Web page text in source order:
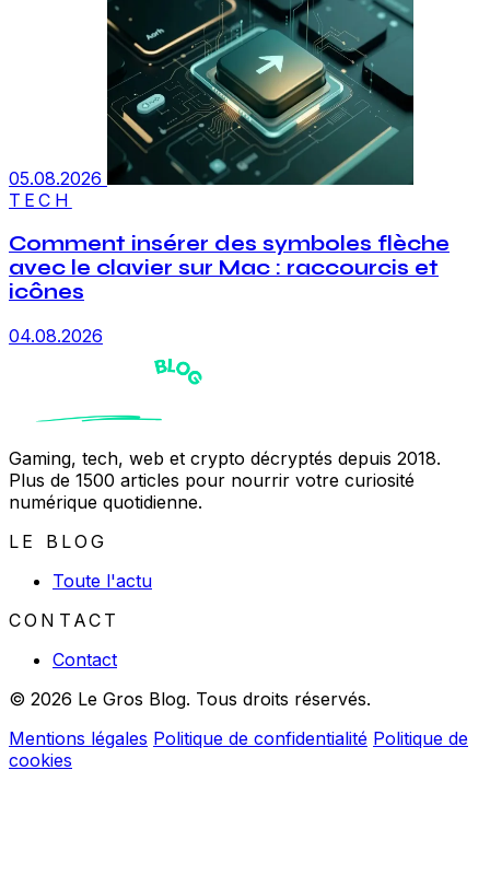
05.08.2026
TECH
Comment insérer des symboles flèche
avec le clavier sur Mac : raccourcis et
icônes
04.08.2026
Gaming, tech, web et crypto décryptés depuis 2018.
Plus de 1500 articles pour nourrir votre curiosité
numérique quotidienne.
LE BLOG
Toute l'actu
CONTACT
Contact
© 2026 Le Gros Blog. Tous droits réservés.
Mentions légales Politique de confidentialité Politique de
cookies